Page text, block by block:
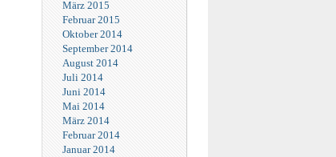
März 2015
Februar 2015
Oktober 2014
September 2014
August 2014
Juli 2014
Juni 2014
Mai 2014
März 2014
Februar 2014
Januar 2014